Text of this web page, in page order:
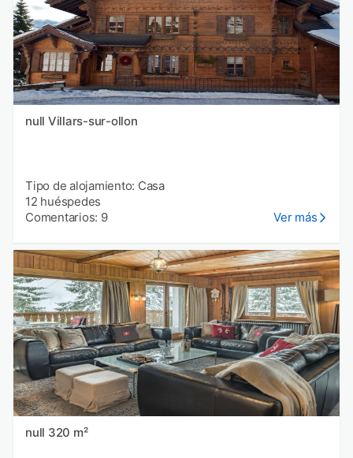
null Villars-sur-ollon
Tipo de alojamiento: Casa
12 huéspedes
Comentarios: 9
Ver más
null 320 m²